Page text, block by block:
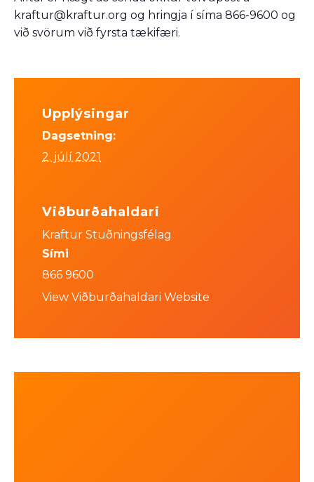
kraftur@kraftur.org og hringja í síma 866-9600 og
við svörum við fyrsta tækifæri.
Upplýsingar
Dagsetning:
2. júlí 2021
Viðburðahaldari
Kraftur Stuðningsfélag
Sími
866 9600
View Viðburðahaldari Website